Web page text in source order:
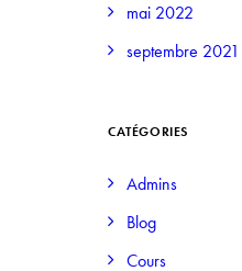
mai 2022
septembre 2021
CATÉGORIES
Admins
Blog
Cours